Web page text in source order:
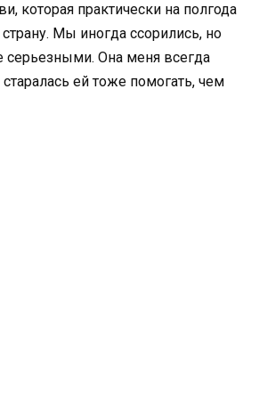
которая практически на полгода
Мы иногда ссорились, но
серьезными. Она меня всегда
ей тоже помогать, чем